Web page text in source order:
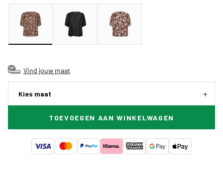
Vind jouw maat
Kies maat
TOEVOEGEN AAN WINKELWAGEN